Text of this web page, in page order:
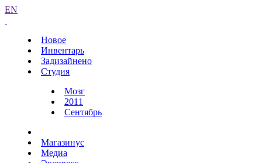
EN
Новое
Инвентарь
Задизайнено
Студия
Мозг
2011
Сентябрь
Магазинус
Медиа